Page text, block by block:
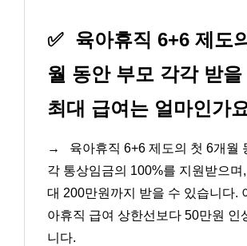
✅ 육아휴직 6+6 제도
월 동안 부모 각각 받
최대 급여는 얼마인가
→
육아휴직 6+6 제도의 첫 6개월
각 통상임금의 100%를 지원받으며,
대 200만원까지 받을 수 있습니다.
아휴직 급여 상한선보다 50만원 인
니다.